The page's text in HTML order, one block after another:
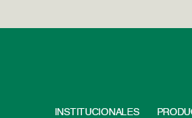
INSTITUCIONALES